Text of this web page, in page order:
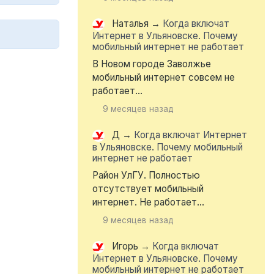
Наталья → Когда включат
Интернет в Ульяновске. Почему
мобильный интернет не работает
В Новом городе Заволжье
мобильный интернет совсем не
работает...
9 месяцев назад
Д → Когда включат Интернет
в Ульяновске. Почему мобильный
интернет не работает
Район УлГУ. Полностью
отсутствует мобильный
интернет. Не работает...
9 месяцев назад
Игорь → Когда включат
Интернет в Ульяновске. Почему
мобильный интернет не работает